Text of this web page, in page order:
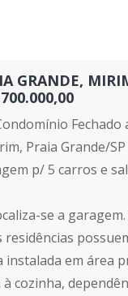
GRANDE,
Fechado
Praia Grande/SP
p/ 5 carros e
se a
residências
em área
cozinha,